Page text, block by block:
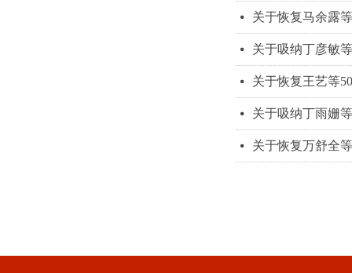
넸 关于恢复马余露
넸 关于吸纳丁彦敏
넸 关于恢复王艺等
넸 关于吸纳丁雨姗
넸 关于恢复万舒全